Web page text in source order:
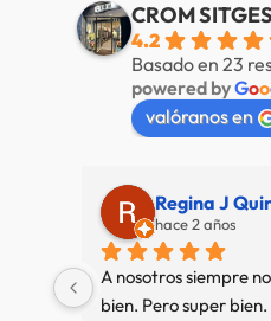
CROM SITGES
4.2
Basado en 23
powered byGoo
valóranos en
Regina J
hace 2 años
A nosotros siempre
bien. Pero super